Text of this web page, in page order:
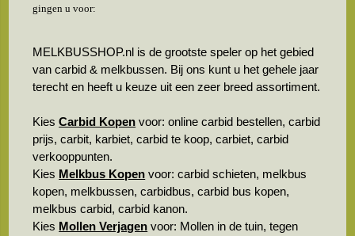
gingen u voor:
MELKBUSSHOP.nl is de grootste speler op het gebied
van carbid & melkbussen. Bij ons kunt u het gehele jaar
terecht en heeft u keuze uit een zeer breed assortiment.
KiesCarbid Kopen voor: online carbid bestellen, carbid
prijs, carbit, karbiet, carbid te koop, carbiet, carbid
verkooppunten.
Kies Melkbus Kopen voor: carbid schieten, melkbus
kopen, melkbussen, carbidbus, carbid bus kopen,
melkbus carbid, carbid kanon.
Kies Mollen Verjagen voor: Mollen in de tuin, tegen